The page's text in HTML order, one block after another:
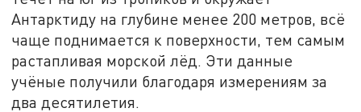
Антарктиду на глубине менее 200 метров, всё
чаще поднимается к поверхности, тем самым
растапливая морской лёд. Эти данные
учёные получили благодаря измерениям за
два десятилетия.